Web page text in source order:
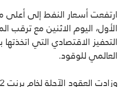
ارتفعت أسعار النفط إلى أعلى
الأول، اليوم الاثنين مع ترقب
التحفيز الاقتصادي التي
العالمي للوقود.